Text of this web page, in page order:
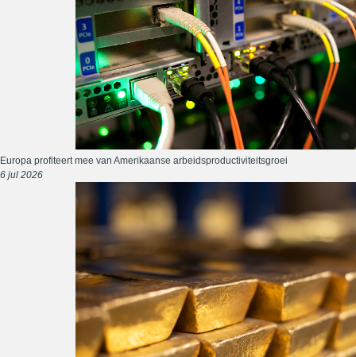
Europa profiteert mee van Amerikaanse arbeidsproductiviteitsgroei
6 jul 2026